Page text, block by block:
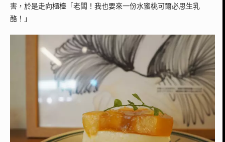
害，於是走向櫃檯「老闆！我也要來一份水蜜桃可爾必思生乳
酪！」